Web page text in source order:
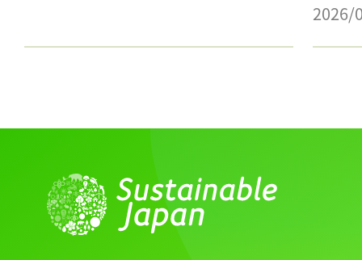
2026/